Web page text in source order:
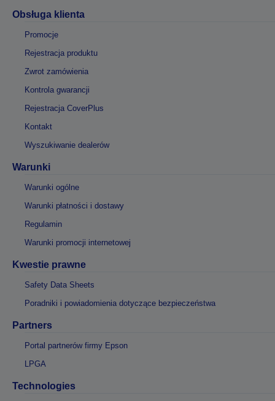
Obsługa klienta
Promocje
Rejestracja produktu
Zwrot zamówienia
Kontrola gwarancji
Rejestracja CoverPlus
Kontakt
Wyszukiwanie dealerów
Warunki
Warunki ogólne
Warunki płatności i dostawy
Regulamin
Warunki promocji internetowej
Kwestie prawne
Safety Data Sheets
Poradniki i powiadomienia dotyczące bezpieczeństwa
Partners
Portal partnerów firmy Epson
LPGA
Technologies